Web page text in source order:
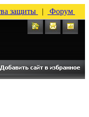
защиты | Форум